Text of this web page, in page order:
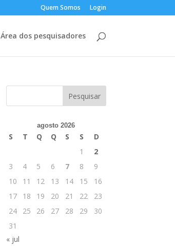
Quem Somos Login
Área dos pesquisadores
agosto 2026
S T Q Q S S
D
1
2
3
4 5 6 7 8
9
10
11 12 13 14 15
16
17
18 19 20 21 22
23
24
25 26 27 28 29
30
31
« jul